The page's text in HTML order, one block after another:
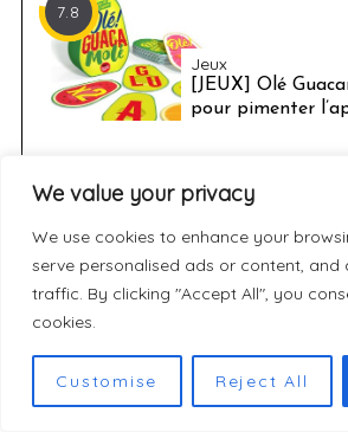
We value your privacy
We use cookies to enhance your
serve personalised ads or content, and
traffic. By clicking "Accept All", you
cookies.
Customise Reject All
7.8
Jeux
[JEUX] Olé
pour pimenter
ARTICLES À